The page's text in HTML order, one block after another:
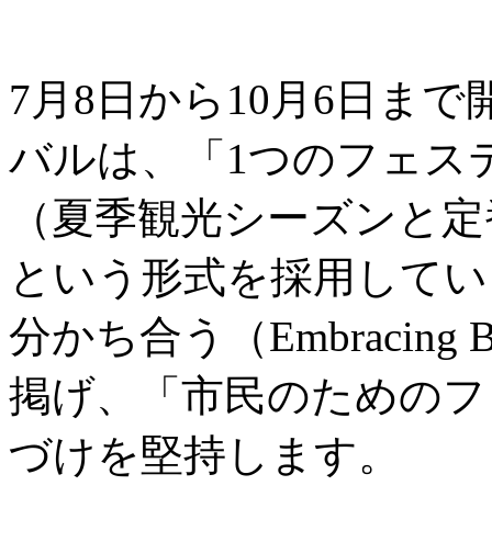
7月8日から10月6日ま
バルは、「1つのフェス
（夏季観光シーズンと
という形式を採用して
分かち合う（Embracing
掲げ、「市民のための
づけを堅持します。